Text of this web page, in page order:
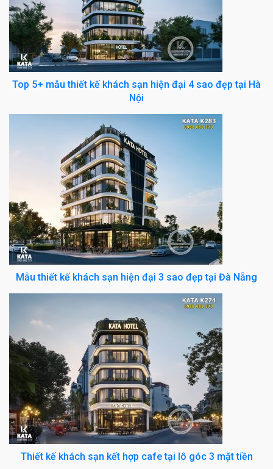
Top 5+ mẫu thiết kế khách sạn hiện đại 4 sao đẹp tại Hà
Nội
Mẫu thiết kế khách sạn hiện đại 3 sao đẹp tại Đà Nẵng
Thiết kế khách sạn kết hợp cafe tại lô góc 3 mặt tiền